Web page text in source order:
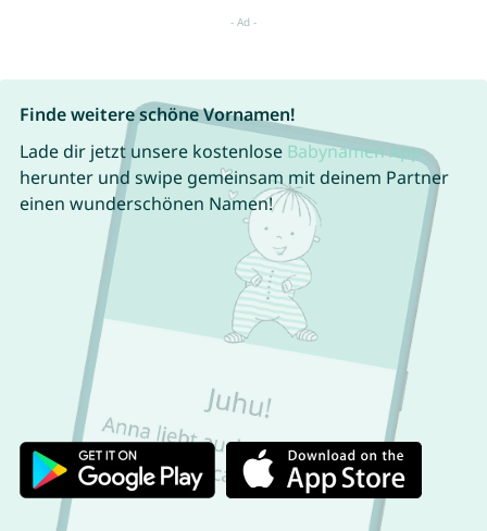
Finde weitere schöne Vornamen!
Lade dir jetzt unsere kostenlose Babynamen App
herunter und swipe gemeinsam mit deinem Partner
einen wunderschönen Namen!